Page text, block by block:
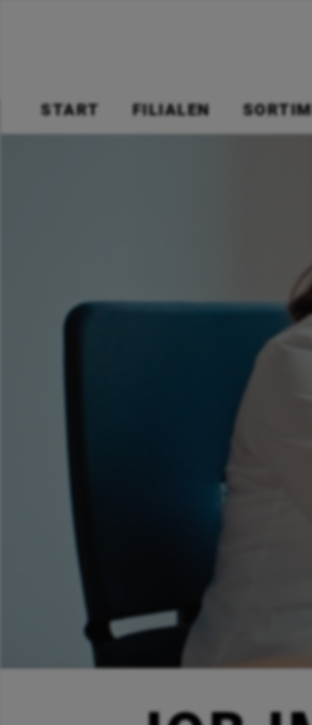
START FILIALEN